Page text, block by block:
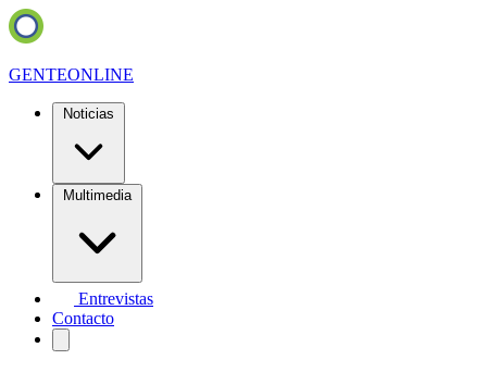
GENTEONLINE
Noticias
Multimedia
Entrevistas
Contacto